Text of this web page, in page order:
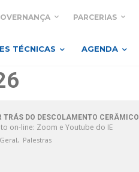
PARCERIAS
TÉCNICAS AGENDA
TRÁS DO DESCOLAMENTO CERÂMICO
on-line: Zoom e Youtube do IE
Geral, Palestras